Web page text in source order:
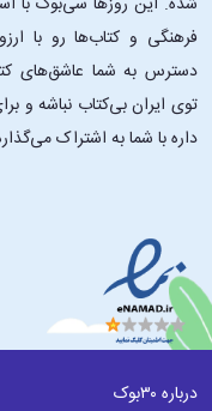
فرهنگی و کتاب‌ها رو با
دسترس به شما عاشق‌های
توی ایران بی‌کتاب نباشه و
داره با شما به اشتراک
درباره ۳۰بوک